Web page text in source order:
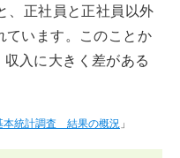
、正社員と正社員以外
ています。このことか
入に大きく差がある
本統計調査 結果の概況 」